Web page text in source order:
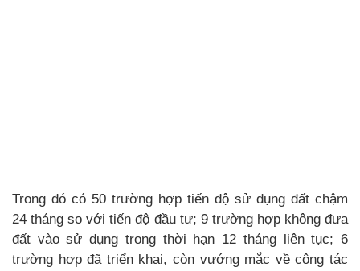
Trong đó có 50 trường hợp tiến độ sử dụng đất chậm
24 tháng so với tiến độ đầu tư; 9 trường hợp không đưa
đất vào sử dụng trong thời hạn 12 tháng liên tục; 6
trường hợp đã triển khai, còn vướng mắc về công tác